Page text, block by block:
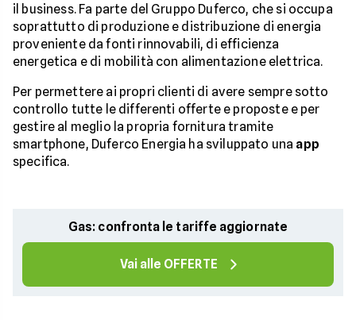
il business. Fa parte del Gruppo Duferco, che si occupa
soprattutto di produzione e distribuzione di energia
proveniente da fonti rinnovabili, di efficienza
energetica e di mobilità con alimentazione elettrica.
Per permettere ai propri clienti di avere sempre sotto
controllo tutte le differenti offerte e proposte e per
gestire al meglio la propria fornitura tramite
smartphone, Duferco Energia ha sviluppato una app
specifica.
Gas: confronta le tariffe aggiornate
Vai alle OFFERTE